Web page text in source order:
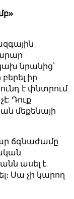
նրանից՝
իր
է փնտրում
Դուք
մեքենայի
ճգնաժամը
ասել է.
Սա չի կարող